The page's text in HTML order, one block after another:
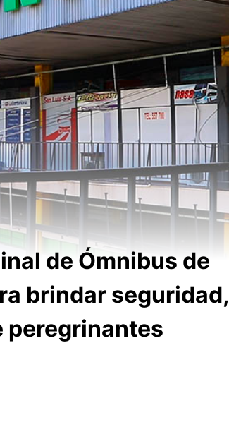
de Ómnibus de
brindar seguridad,
peregrinantes